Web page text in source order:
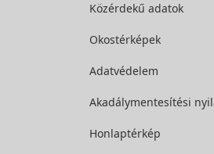
Közérdekű adatok
Okostérképek
Adatvédelem
Akadálymentesítési
Honlaptérkép